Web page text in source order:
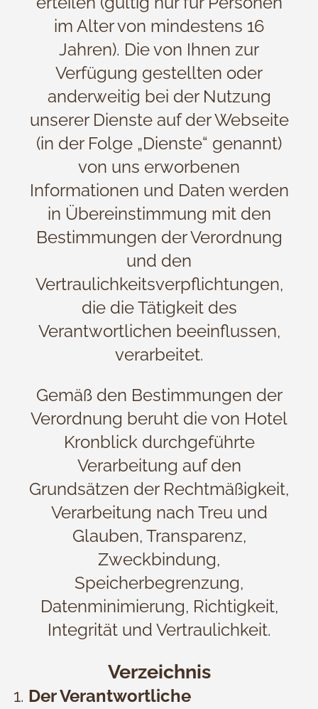
im Alter von mindestens 16
Jahren). Die von Ihnen zur
Verfügung gestellten oder
anderweitig bei der Nutzung
unserer Dienste auf der Webseite
(in der Folge „Dienste“ genannt)
von uns erworbenen
Informationen und Daten werden
in Übereinstimmung mit den
Bestimmungen der Verordnung
und den
Vertraulichkeitsverpflichtungen,
die die Tätigkeit des
Verantwortlichen beeinflussen,
verarbeitet.
Gemäß den Bestimmungen der
Verordnung beruht die von Hotel
Kronblick durchgeführte
Verarbeitung auf den
Grundsätzen der Rechtmäßigkeit,
Verarbeitung nach Treu und
Glauben, Transparenz,
Zweckbindung,
Speicherbegrenzung,
Datenminimierung, Richtigkeit,
Integrität und Vertraulichkeit.
Verzeichnis
Der Verantwortliche